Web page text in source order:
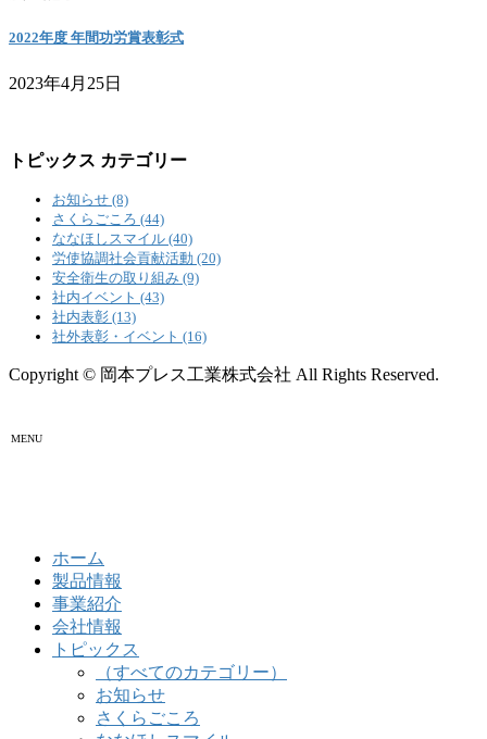
2022年度 年間功労賞表彰式
2023年4月25日
トピックス カテゴリー
お知らせ (8)
さくらごころ (44)
ななほしスマイル (40)
労使協調社会貢献活動 (20)
安全衛生の取り組み (9)
社内イベント (43)
社内表彰 (13)
社外表彰・イベント (16)
Copyright © 岡本プレス工業株式会社 All Rights Reserved.
MENU
ホーム
製品情報
事業紹介
会社情報
トピックス
（すべてのカテゴリー）
お知らせ
さくらごころ